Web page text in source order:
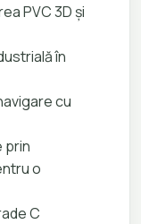
PVC 3D și
în
cu
prin
o
C